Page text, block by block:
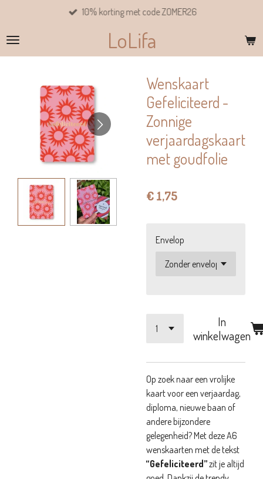
naar
de
LoLifa
10% korting met code ZOMER26
Wenskaart
Gefeliciteerd -
Zonnige
verjaardagskaart
met goudfolie
€ 1,75
Envelop
In
winkelwagen
Op zoek naar een vrolijke
kaart voor een verjaardag,
diploma, nieuwe baan of
andere bijzondere
gelegenheid? Met deze A6
wenskaarten met de tekst
“Gefeliciteerd”zit je altijd